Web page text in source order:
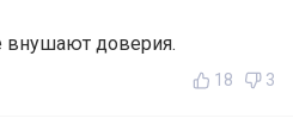
внушают доверия.
18 3